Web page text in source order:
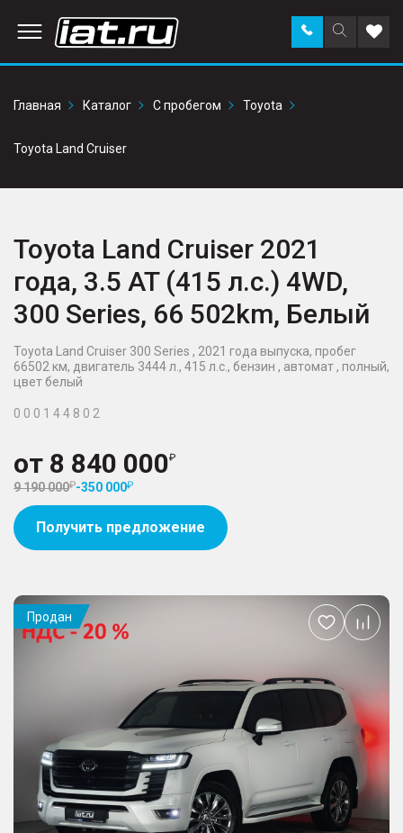
Поиск
по
Заказать
звонок в
Главная
Каталог С пробегом Toyota
Toyota Land Cruiser
Toyota Land Cruiser 2021
года, 3.5 AT (415 л.с.) 4WD,
300 Series, 66 502km, Белый
Toyota Land Cruiser 300 Series , 2021 года выпуска, пробег
66502 км, двигатель 3444 л., 415 л.с., бензин , автомат , полный,
цвет белый
0 0 0 1 4 4 8 0 2
от 8 840 000
9 190 000 -350 000
Получить предложение
Продан
Добавить
в